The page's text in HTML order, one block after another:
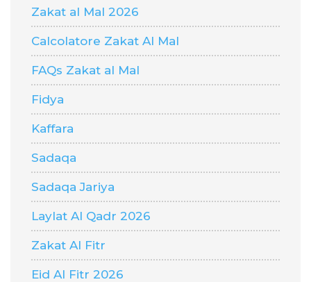
Zakat al Mal 2026
Calcolatore Zakat Al Mal
FAQs Zakat al Mal
Fidya
Kaffara
Sadaqa
Sadaqa Jariya
Laylat Al Qadr 2026
Zakat Al Fitr
Eid Al Fitr 2026